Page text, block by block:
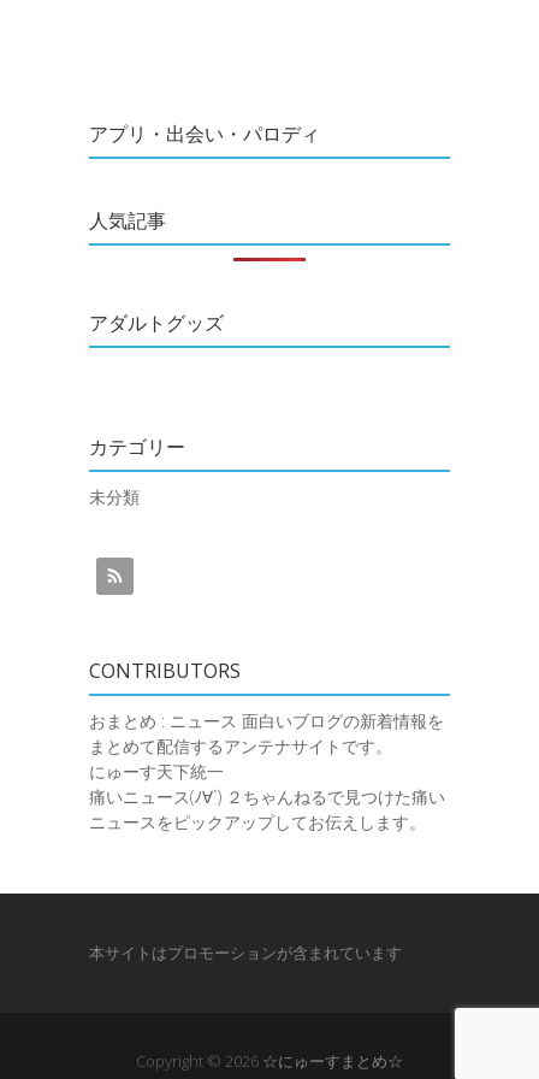
アプリ・出会い・パロディ
人気記事
アダルトグッズ
カテゴリー
未分類
CONTRIBUTORS
おまとめ : ニュース 面白いブログの新着情報を
まとめて配信するアンテナサイトです。
にゅーす天下統一
痛いニュース(ﾉ∀`) ２ちゃんねるで見つけた痛い
ニュースをピックアップしてお伝えします。
本サイトはプロモーションが含まれています
Copyright © 2026 ☆にゅーすまとめ☆